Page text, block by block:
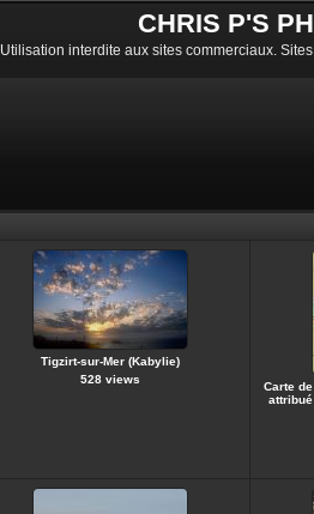
CHRIS P'S
Utilisation interdite aux sites commerciaux.
Tigzirt-sur-Mer (Kabylie)
528 views
Carte